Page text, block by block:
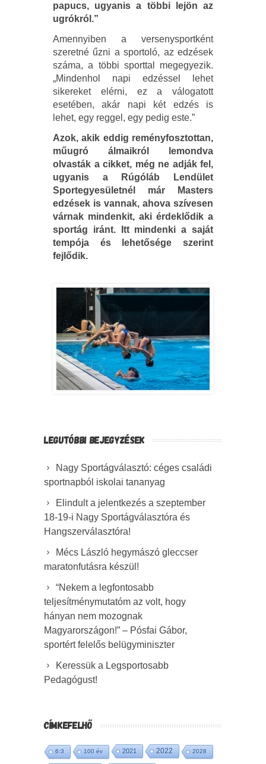
papucs, ugyanis a többi lejön az
ugrókról.”
Amennyiben a versenysportként
szeretné űzni a sportoló, az edzések
száma, a többi sporttal megegyezik.
„Mindenhol napi edzéssel lehet
sikereket elérni, ez a válogatott
esetében, akár napi két edzés is
lehet, egy reggel, egy pedig este.”
Azok, akik eddig reményfosztottan,
műugró álmaikról lemondva
olvasták a cikket, még ne adják fel,
ugyanis a Rúgóláb Lendület
Sportegyesületnél már Masters
edzések is vannak, ahova szívesen
várnak mindenkit, aki érdeklődik a
sportág iránt. Itt mindenki a saját
tempója és lehetősége szerint
fejlődik.
LEGUTÓBBI BEJEGYZÉSEK
Nagy Sportágválasztó: céges családi
sportnapból iskolai tananyag
Elindult a jelentkezés a szeptember
18-19-i Nagy Sportágválasztóra és
Hangszerválasztóra!
Mécs László hegymászó gleccser
maratonfutásra készül!
“Nekem a legfontosabb
teljesítménymutatóm az volt, hogy
hányan nem mozognak
Magyarországon!” – Pósfai Gábor,
sportért felelős belügyminiszter
Keressük a Legsportosabb
Pedagógust!
CÍMKEFELHŐ
6:3 100 év 2021 2022 2028